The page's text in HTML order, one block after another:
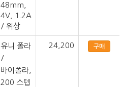
48mm,
4V, 1.2A
/ 위상
유니 폴라
/
바이폴라,
200 스텝
24,200 구매